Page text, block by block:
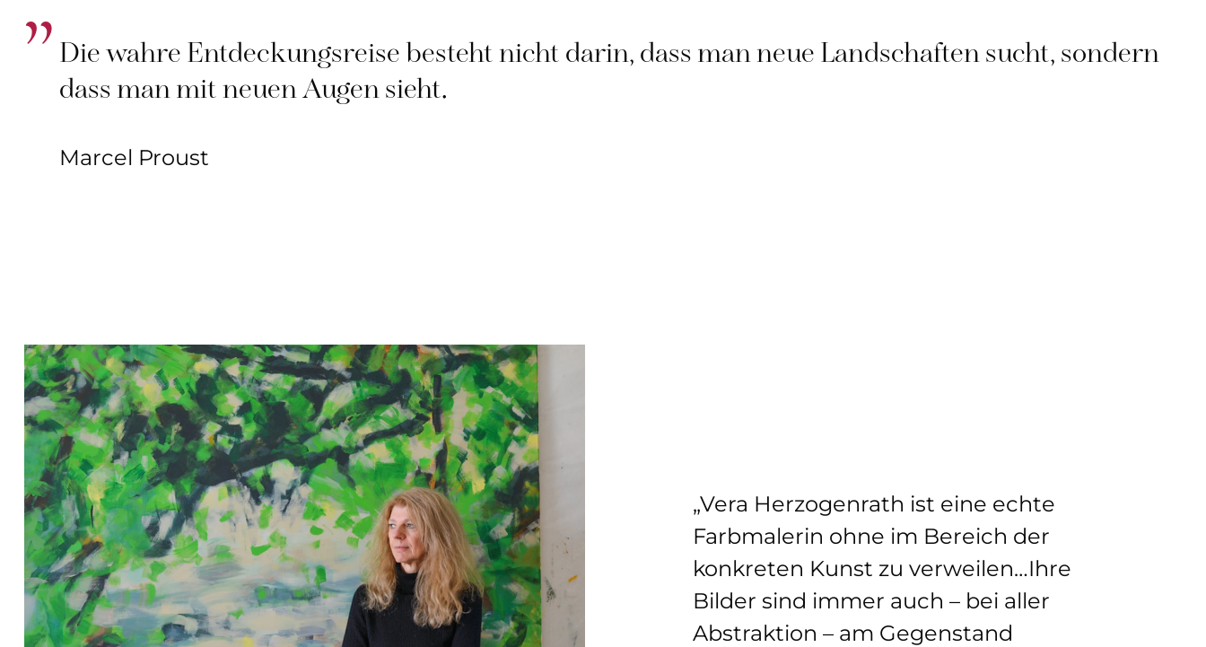
Die wahre Entdeckungsreise besteht nicht darin, dass man neue Landschaften sucht, sondern
dass man mit neuen Augen sieht.
Marcel Proust
„Vera Herzogenrath ist eine echte
Farbmalerin ohne im Bereich der
konkreten Kunst zu verweilen…Ihre
Bilder sind immer auch – bei aller
Abstraktion – am Gegenstand